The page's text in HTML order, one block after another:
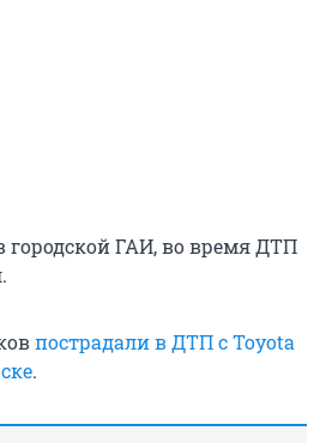
ГАИ, во время ДТП
пострадали в ДТП с Toyota
.